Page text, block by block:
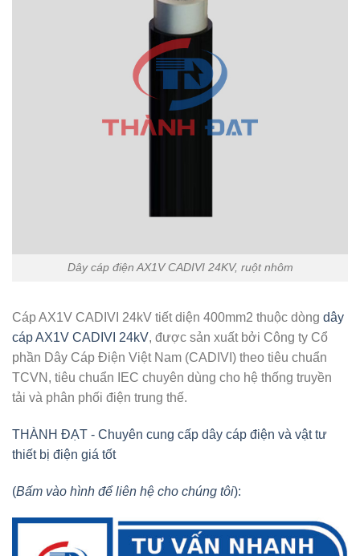
Dây cáp điện AX1V CADIVI 24KV, ruột nhôm
Cáp AX1V CADIVI 24kV tiết diện 400mm2 thuộc dòng dây
cáp AX1V CADIVI 24kV, được sản xuất bởi Công ty Cổ
phần Dây Cáp Điện Việt Nam (CADIVI) theo tiêu chuẩn
TCVN, tiêu chuẩn IEC chuyên dùng cho hệ thống truyền
tải và phân phối điện trung thế.
THÀNH ĐẠT - Chuyên cung cấp dây cáp điện và vật tư
thiết bị điện giá tốt
(Bấm vào hình để liên hệ cho chúng tôi):